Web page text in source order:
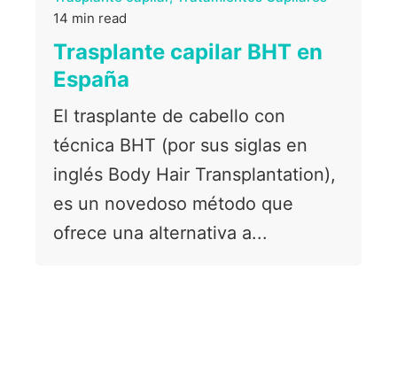
14 min read
Trasplante capilar BHT en
España
El trasplante de cabello con
técnica BHT (por sus siglas en
inglés Body Hair Transplantation),
es un novedoso método que
ofrece una alternativa a...